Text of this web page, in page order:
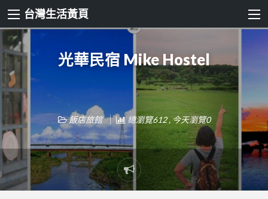
台灣生活黃頁
光華民宿 Mike Hostel
飯店旅館 總瀏覽612 , 今天瀏覽0
Report
problem